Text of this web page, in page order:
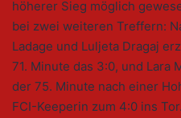
höherer Sieg möglich
bei zwei weiteren Treffern:
Ladage und Luljeta Dragaj
71. Minute das 3:0, und Lara
der 75. Minute nach einer
FCI-Keeperin zum 4:0 ins